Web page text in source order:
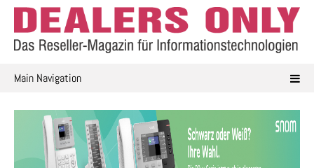
Skip
content
Main Navigation